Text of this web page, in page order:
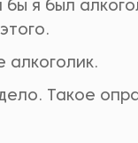
я был
Такое